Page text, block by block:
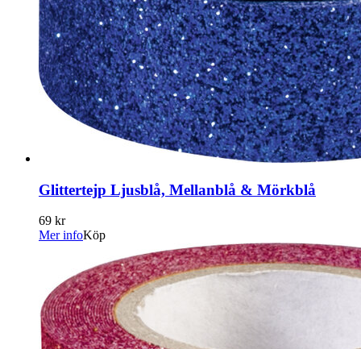
Glittertejp Ljusblå, Mellanblå & Mörkblå
69 kr
Mer infoKöp